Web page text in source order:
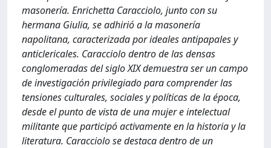
masonería. Enrichetta Caracciolo, junto con su
hermana Giulia, se adhirió a la masonería
napolitana, caracterizada por ideales antipapales y
anticlericales. Caracciolo dentro de las densas
conglomeradas del siglo XIX demuestra ser un campo
de investigación privilegiado para comprender las
tensiones culturales, sociales y políticas de la época,
desde el punto de vista de una mujer e intelectual
militante que participó activamente en la historia y la
literatura. Caracciolo se destaca dentro de un